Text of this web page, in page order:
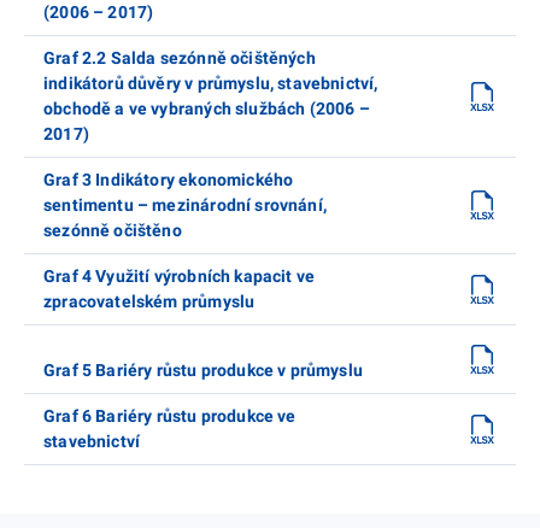
(2006 – 2017)
Graf 2.2 Salda sezónně očištěných
indikátorů důvěry v průmyslu, stavebnictví,
obchodě a ve vybraných službách (2006 –
2017)
Graf 3 Indikátory ekonomického
sentimentu – mezinárodní srovnání,
sezónně očištěno
Graf 4 Využití výrobních kapacit ve
zpracovatelském průmyslu
Graf 5 Bariéry růstu produkce v průmyslu
Graf 6 Bariéry růstu produkce ve
stavebnictví